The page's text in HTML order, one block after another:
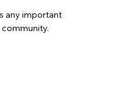
any important